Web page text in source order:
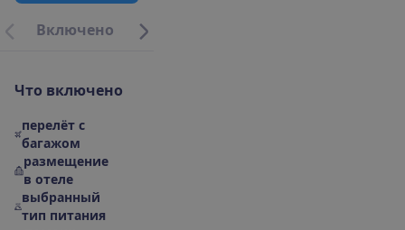
Включено пи
Что включено
перелёт с
багажом
размещение
в отеле
выбранный
тип питания